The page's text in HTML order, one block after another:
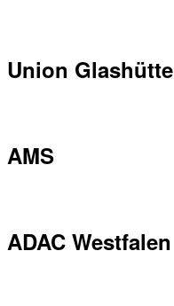
Union Glashütte
AMS
ADAC Westfalen